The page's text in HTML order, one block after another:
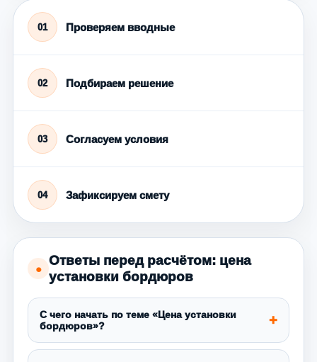
01 Проверяем вводные
02 Подбираем решение
03 Согласуем условия
04 Зафиксируем смету
●
Ответы перед расчётом: цена
установки бордюров
С чего начать по теме «Цена установки
бордюров»?